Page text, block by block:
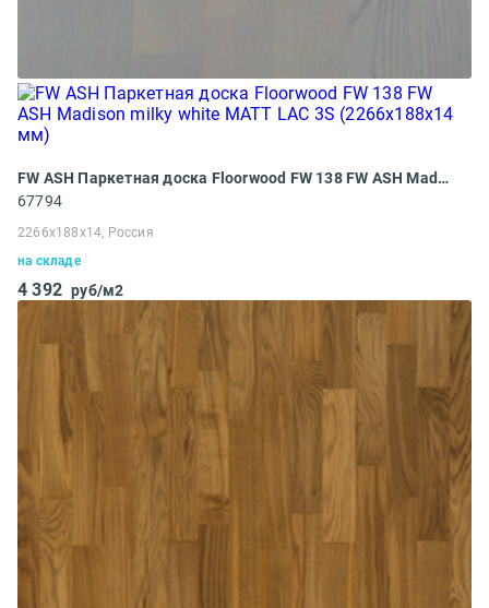
FW ASH Паркетная доска Floorwood FW 138 FW ASH Madison milky white MATT LAC 3S (2266x188x14 мм)
67794
2266x188x14, Россия
на складе
4 392 руб/м2